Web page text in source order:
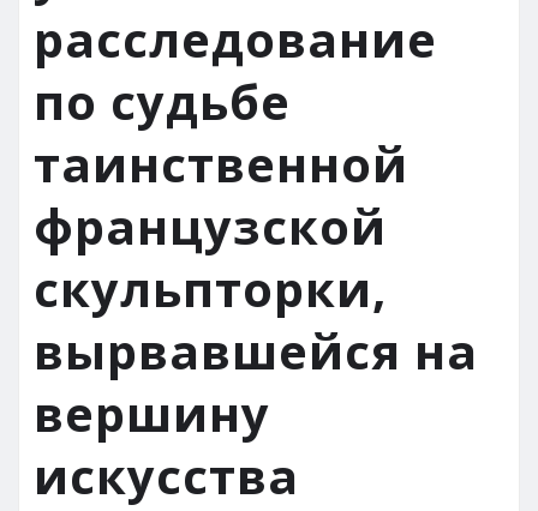
расследование
по судьбе
таинственной
французской
скульпторки,
вырвавшейся на
вершину
искусства